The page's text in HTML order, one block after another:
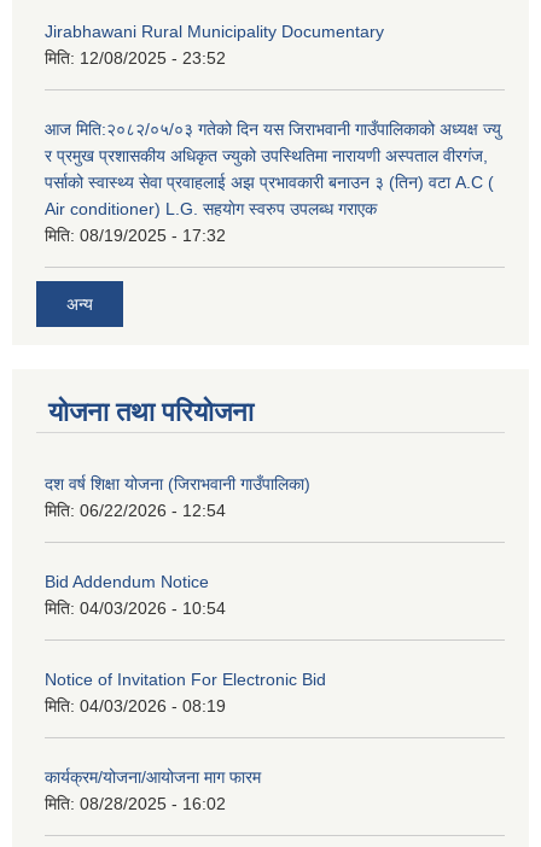
Jirabhawani Rural Municipality Documentary
मिति: 12/08/2025 - 23:52
आज मिति:२०८२/०५/०३ गतेको दिन यस जिराभवानी गाउँपालिकाको अध्यक्ष ज्यु
र प्रमुख प्रशासकीय अधिकृत ज्युको उपस्थितिमा नारायणी अस्पताल वीरगंज,
पर्साको स्वास्थ्य सेवा प्रवाहलाई अझ प्रभावकारी बनाउन ३ (तिन) वटा A.C (
Air conditioner) L.G. सहयाेग स्वरुप उपलब्ध गराएक
मिति: 08/19/2025 - 17:32
अन्य
योजना तथा परियोजना
दश वर्ष शिक्षा योजना (जिराभवानी गाउँपालिका)
मिति: 06/22/2026 - 12:54
Bid Addendum Notice
मिति: 04/03/2026 - 10:54
Notice of Invitation For Electronic Bid
मिति: 04/03/2026 - 08:19
कार्यक्रम/योजना/आयोजना माग फारम
मिति: 08/28/2025 - 16:02